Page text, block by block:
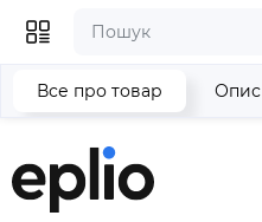
Все про товар Опис